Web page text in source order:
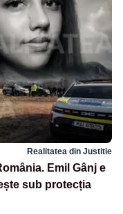
Realitatea din Justitie
Emil Gânj e
sub protecția